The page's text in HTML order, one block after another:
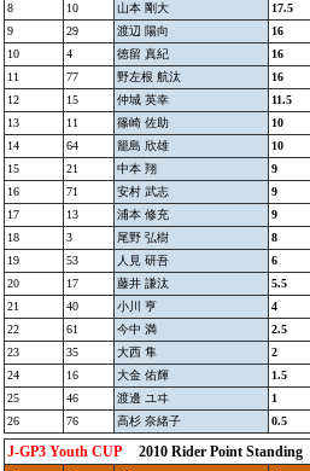
8
10 山本 剛大
17.5
9
29 渡辺 陽向
16
10
4 徳留 真紀
16
11
77 野左根 航汰
16
12
15 仲城 英幸
11.5
13
11 篠崎 佐助
10
14
64 籠島 欣雄
10
15
21 中本 翔
9
16
71 安村 武志
9
17
13 浦本 修充
9
18
3 尾野 弘樹
8
19
53 人見 研吾
6
20
17 藤井 謙汰
5.5
21
40 小川 亨
4
22
61 今中 満
2.5
23
35 大西 隼
2
24
16 大金 佑輝
1.5
25
46 渡邊 ユヰ
1
26
76 高杉 奈緒子 0.5
J-GP3 Youth CUP 2010 Rider Point